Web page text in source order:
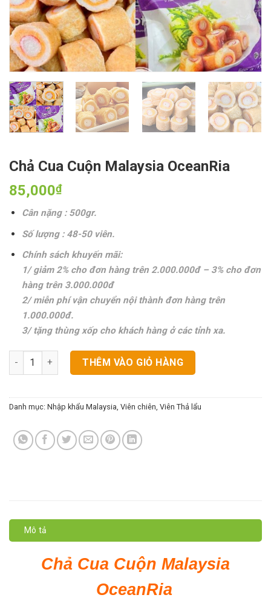
Chả Cua Cuộn Malaysia OceanRia
85,000₫
Cân nặng : 500gr.
Số lượng : 48-50 viên.
Chính sách khuyến mãi:
1/ giảm 2% cho đơn hàng trên 2.000.000đ – 3% cho đơn
hàng trên 3.000.000đ
2/ miễn phí vận chuyển nội thành đơn hàng trên
1.000.000đ.
3/ tặng thùng xốp cho khách hàng ở các tỉnh xa.
Chả Cua Cuộn Malaysia OceanRia số lượng
THÊM VÀO GIỎ HÀNG
Danh mục: Nhập khẩu Malaysia Viên chiên Viên Thả lẩu
Mô tả
Chả Cua Cuộn Malaysia
OceanRia